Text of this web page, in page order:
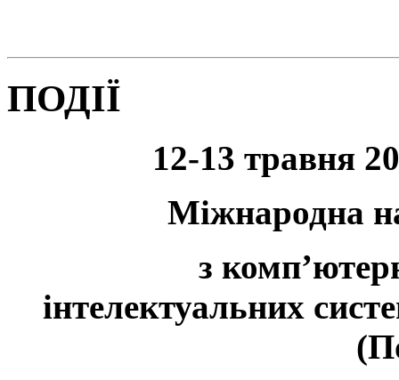
ПОДІЇ
12-13 травня
Міжнародна
з
інтелектуальних